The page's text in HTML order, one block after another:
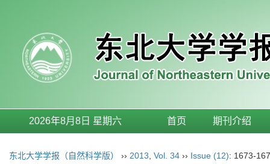
2026年8月8日 星期六 首页 期刊介绍
东北大学学报（自然科学版） ›› 2013 Vol. 34 ›› Issue (12): 1673-